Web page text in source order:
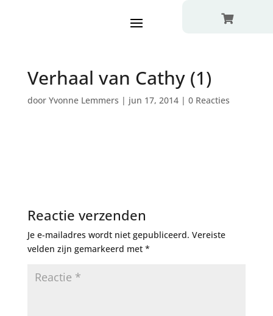

Verhaal van Cathy (1)
door Yvonne Lemmers | jun 17, 2014| 0 Reacties
Reactie verzenden
Je e-mailadres wordt niet gepubliceerd. Vereiste
velden zijn gemarkeerd met *